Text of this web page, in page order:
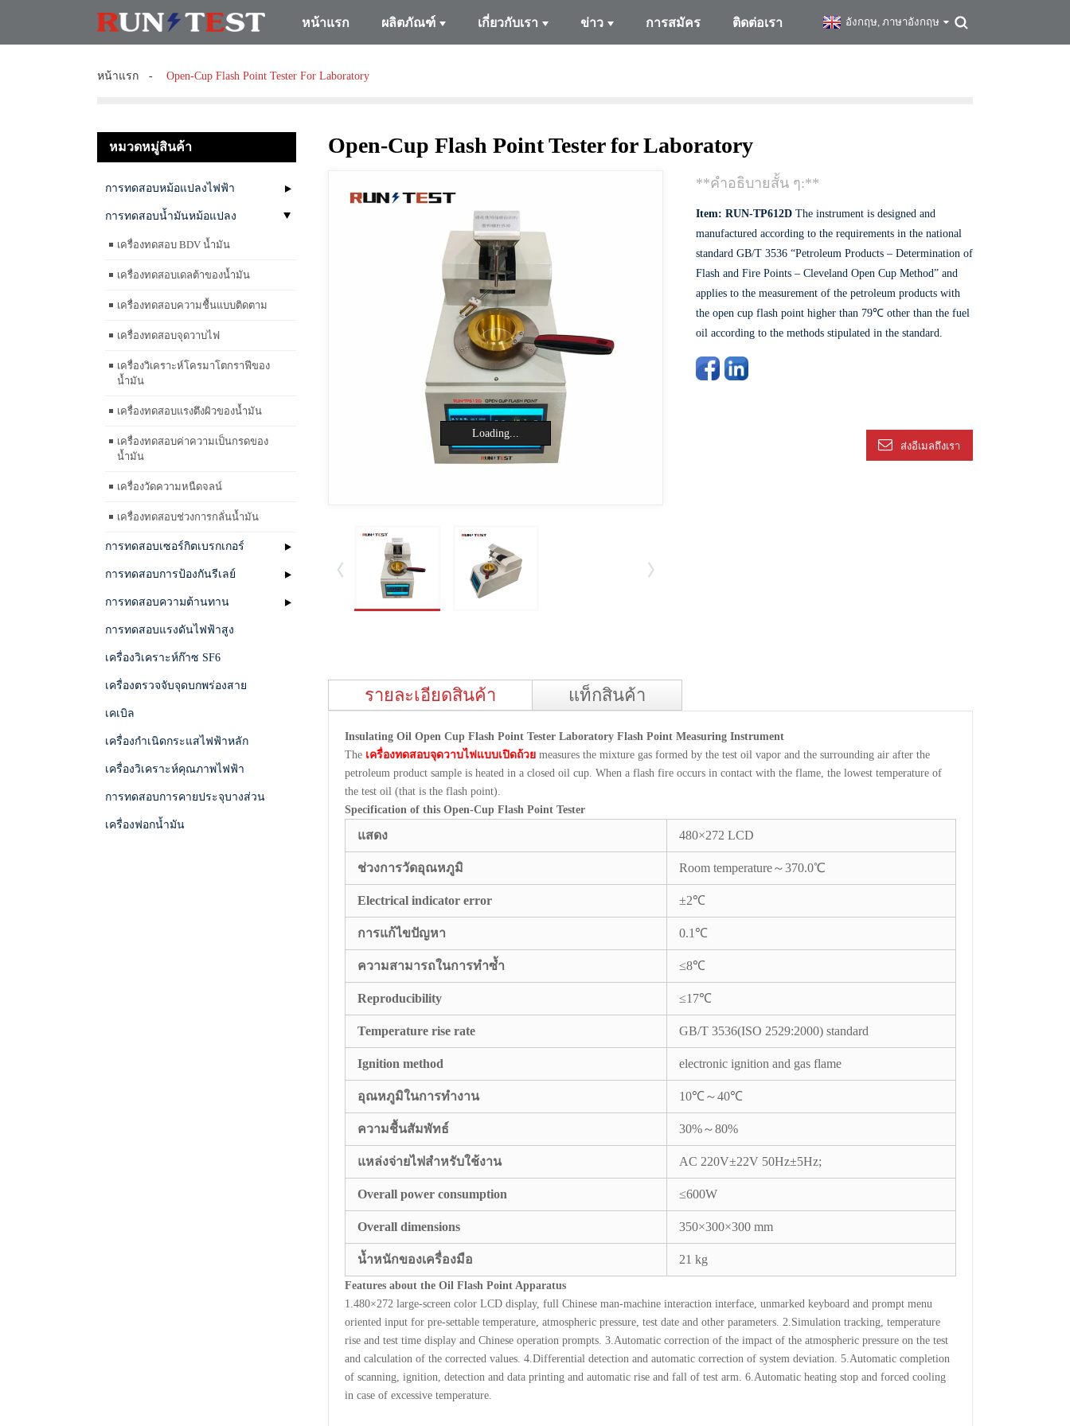
หน้าแรก ผลิตภัณฑ์ เกี่ยวกับเรา ข่าว การสมัคร ติดต่อเรา อังกฤษ, ภาษาอังกฤษ
หน้าแรก Open-Cup Flash Point Tester For Laboratory
หมวดหมู่สินค้า
การทดสอบหม้อแปลงไฟฟ้า
การทดสอบน้ำมันหม้อแปลง
เครื่องทดสอบ BDV น้ำมัน
เครื่องทดสอบเดลต้าของน้ำมัน
เครื่องทดสอบความชื้นแบบติดตาม
เครื่องทดสอบจุดวาบไฟ
เครื่องวิเคราะห์โครมาโตกราฟีของ
น้ำมัน
เครื่องทดสอบแรงตึงผิวของน้ำมัน
เครื่องทดสอบค่าความเป็นกรดของ
น้ำมัน
เครื่องวัดความหนืดจลน์
เครื่องทดสอบช่วงการกลั่นน้ำมัน
การทดสอบเซอร์กิตเบรกเกอร์
การทดสอบการป้องกันรีเลย์
การทดสอบความต้านทาน
การทดสอบแรงดันไฟฟ้าสูง
เครื่องวิเคราะห์ก๊าซ SF6
เครื่องตรวจจับจุดบกพร่องสาย
เคเบิล
เครื่องกำเนิดกระแสไฟฟ้าหลัก
เครื่องวิเคราะห์คุณภาพไฟฟ้า
การทดสอบการคายประจุบางส่วน
เครื่องฟอกน้ำมัน
Open-Cup Flash Point Tester for Laboratory
Loading...
**คำอธิบายสั้น ๆ:**
Item: RUN-TP612DThe instrument is designed and
manufactured according to the requirements in the national
standard GB/T 3536 “Petroleum Products – Determination of
Flash and Fire Points – Cleveland Open Cup Method” and
applies to the measurement of the petroleum products with
the open cup flash point higher than 79℃ other than the fuel
oil according to the methods stipulated in the standard.
ส่งอีเมลถึงเรา
รายละเอียดสินค้า แท็กสินค้า
Insulating Oil Open Cup Flash Point Tester Laboratory Flash Point Measuring Instrument
The เครื่องทดสอบจุดวาบไฟแบบเปิดถ้วย measures the mixture gas formed by the test oil vapor and the surrounding air after the
petroleum product sample is heated in a closed oil cup. When a flash fire occurs in contact with the flame, the lowest temperature of
the test oil (that is the flash point).
Specification of this Open-Cup Flash Point Tester
แสดง 480×272 LCD
ช่วงการวัดอุณหภูมิ Room temperature～370.0℃
Electrical indicator error ±2℃
การแก้ไขปัญหา 0.1℃
ความสามารถในการทำซ้ำ ≤8℃
Reproducibility ≤17℃
Temperature rise rate GB/T 3536(ISO 2529:2000) standard
Ignition method electronic ignition and gas flame
อุณหภูมิในการทำงาน 10℃～40℃
ความชื้นสัมพัทธ์ 30%～80%
แหล่งจ่ายไฟสำหรับใช้งาน AC 220V±22V 50Hz±5Hz;
Overall power consumption ≤600W
Overall dimensions 350×300×300 mm
น้ำหนักของเครื่องมือ 21 kg
Features about the Oil Flash Point Apparatus
1.480×272 large-screen color LCD display, full Chinese man-machine interaction interface, unmarked keyboard and prompt menu
oriented input for pre-settable temperature, atmospheric pressure, test date and other parameters. 2.Simulation tracking, temperature
rise and test time display and Chinese operation prompts. 3.Automatic correction of the impact of the atmospheric pressure on the test
and calculation of the corrected values. 4.Differential detection and automatic correction of system deviation. 5.Automatic completion
of scanning, ignition, detection and data printing and automatic rise and fall of test arm. 6.Automatic heating stop and forced cooling
in case of excessive temperature.